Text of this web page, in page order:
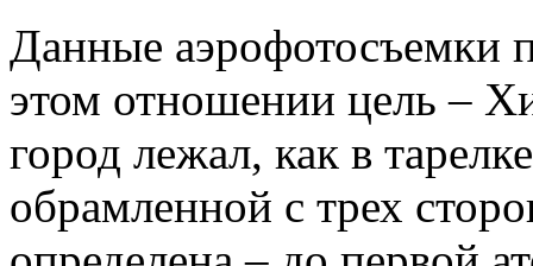
Данные аэрофотосъемки
этом отношении цель –
город лежал, как в
обрамленной с трех